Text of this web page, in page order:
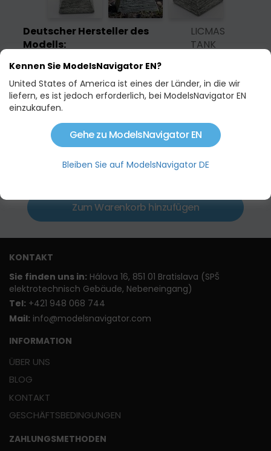
Deutscher Hersteller des
Modells:
LICMAS
TANK
Bestellcode:
Rahmen:
1:16
Material:
HARZ
6,50 € 12,00 €
Zum Warenkorb hinzufügen
KONTAKT
Sie finden uns in: Hálova 16, 851 01 Bratislava (SPŠ
elektrotechnisch Gebäude, Nebeneingang)
Tel: +421 948 068 744
Mail: info@modelsnavigator.com
INFORMATION
ÜBER UNS
BLOG
KONTAKT
GESCHÄFTSBEDINGUNGEN
ZAHLUNGSMETHODEN
Kennen Sie ModelsNavigator EN?
United States of America ist eines der Länder, in die wir
liefern, es ist jedoch erforderlich, bei ModelsNavigator EN
einzukaufen.
Gehe zu ModelsNavigator EN
Bleiben Sie auf ModelsNavigator DE